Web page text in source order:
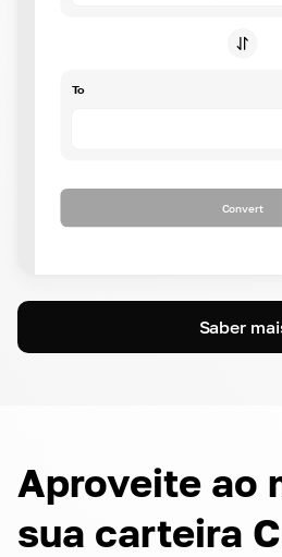
To
Convert
Saber
Aproveite ao
sua carteira